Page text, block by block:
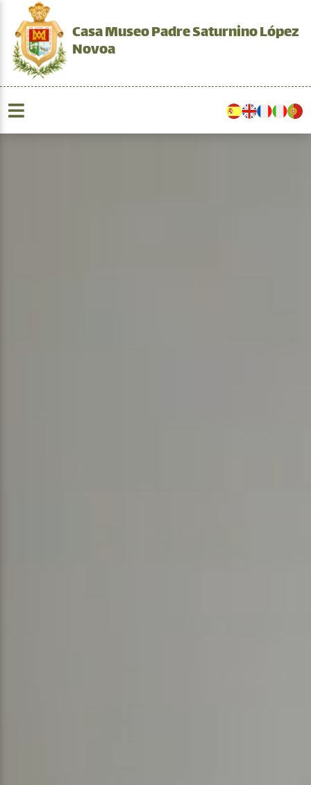
Casa Museo Padre Saturnino López
Novoa